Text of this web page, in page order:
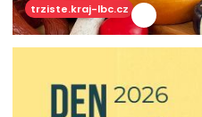
trziste.kraj-lbc.cz